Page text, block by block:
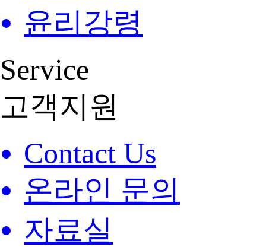
윤리강령
Service
고객지원
Contact Us
온라인 문의
자료실